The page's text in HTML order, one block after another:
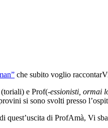
che subito voglio
(toriali) e Prof(-essionisti, ormai
si sono svolti presso
quest’uscita di ProfAmà, Vi